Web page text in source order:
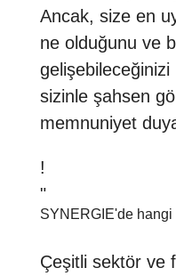
Ancak, size en
ne olduğunu ve
sizinle şahsen
memnuniyet
!
"
SYNERGIE'de
Çeşitli sektör ve